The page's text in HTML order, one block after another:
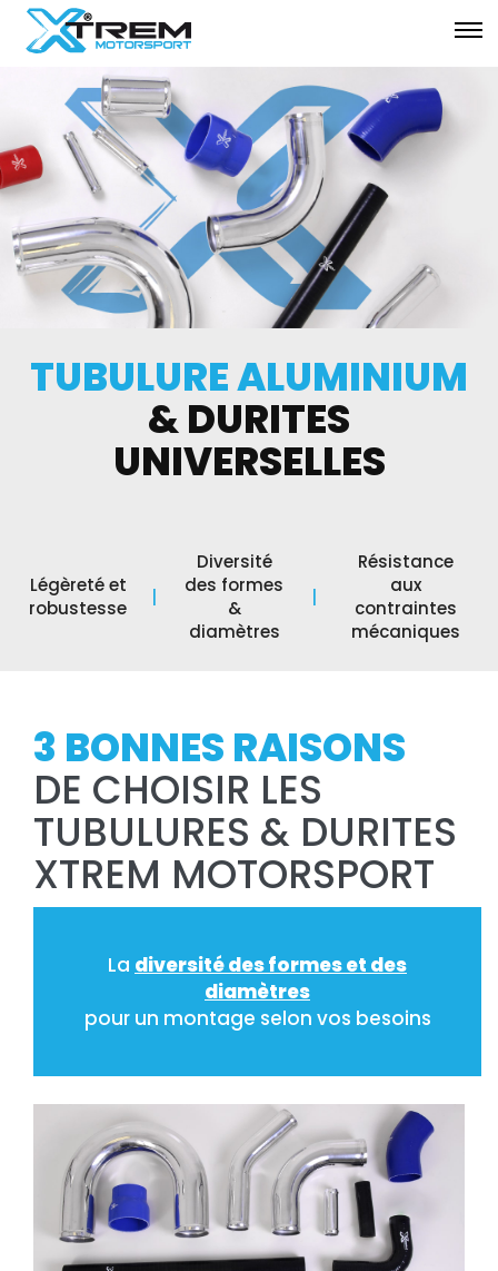
TUBULURE ALUMINIUM
& DURITES
UNIVERSELLES
Légèreté et
robustesse
|
Diversité
des formes
&
diamètres
|
Résistance
aux
contraintes
mécaniques
3 BONNES RAISONS
DE CHOISIR LES
TUBULURES & DURITES
XTREM MOTORSPORT
La diversité des formes et des
diamètres
pour un montage selon vos besoins